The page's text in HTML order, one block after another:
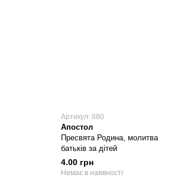
Артикул: 880
Апостол
Пресвята Родина, молитва
батьків за дітей
4.00 грн
Немає в наявності